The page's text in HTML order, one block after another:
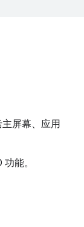
屏幕、应用
能。